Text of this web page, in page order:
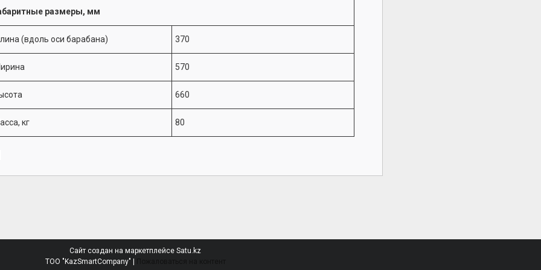
размеры, мм
(вдоль оси барабана) 370
570
660
кг 80
Сайт создан на маркетплейсе Satu.kz